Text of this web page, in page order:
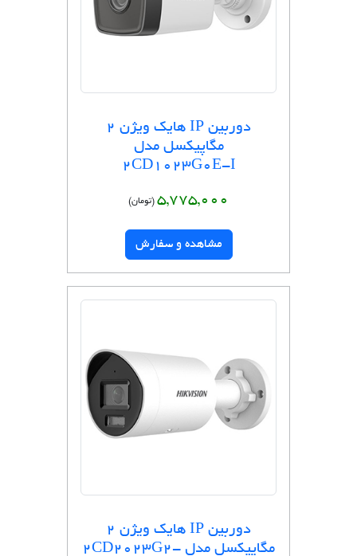
دوربین IP هایک ویژن 2
مگاپیکسل مدل
2CD1023G0E-I
5,775,000 (تومان)
مشاهده و سفارش
دوربین IP هایک ویژن 2
مگاپیکسل مدل 2CD2023G2-